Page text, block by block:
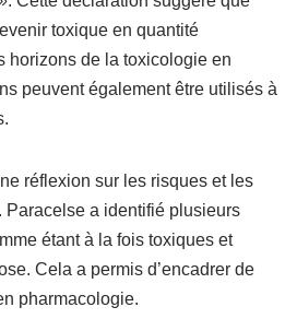
toxique en quantité
horizons de la toxicologie en
peuvent également être utilisés à
réflexion sur les risques et les
Paracelse a identifié plusieurs
étant à la fois toxiques et
Cela a permis d’encadrer de
pharmacologie.